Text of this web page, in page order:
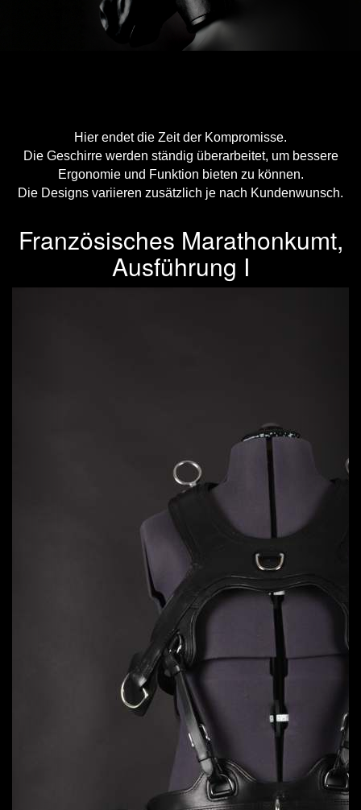
Hier endet die Zeit der Kompromisse.
Die Geschirre werden ständig überarbeitet, um bessere
Ergonomie und Funktion bieten zu können.
Die Designs variieren zusätzlich je nach Kundenwunsch.
Französisches Marathonkumt,
Ausführung I